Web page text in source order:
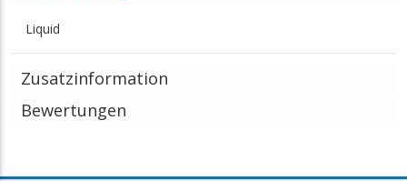
Liquid
Zusatzinformation
Bewertungen